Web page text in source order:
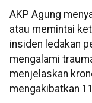
AKP Agung
atau memintai
insiden ledakan
mengalami
menjelaskan
mengakibatkan